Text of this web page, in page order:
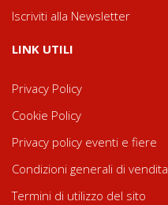
Iscriviti alla Newsletter
LINK UTILI
Privacy Policy
Cookie Policy
Privacy policy eventi e fiere
Condizioni generali di vendita
Termini di utilizzo del sito